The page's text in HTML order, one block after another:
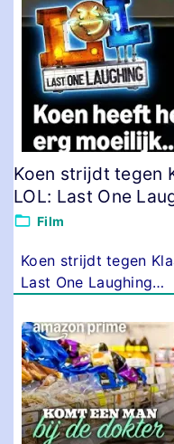
Koen strijdt tegen
LOL: Last One
Film
Koen strijdt tegen
Last One Laughing…